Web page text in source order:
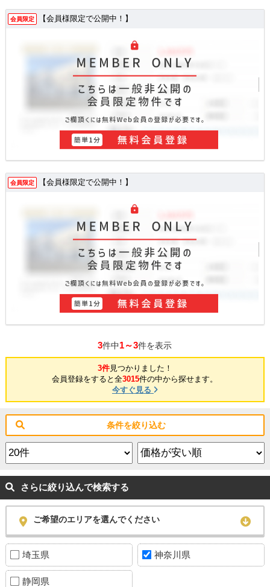
会員限定 【会員様限定で公開中！】
会員限定 【会員様限定で公開中！】
3件中1～3件を表示
3件見つかりました！
会員登録をすると全3015件の中から探せます。
今すぐ見る
条件を絞り込む
さらに絞り込んで検索する
ご希望のエリアを選んでください
埼玉県 神奈川県
静岡県